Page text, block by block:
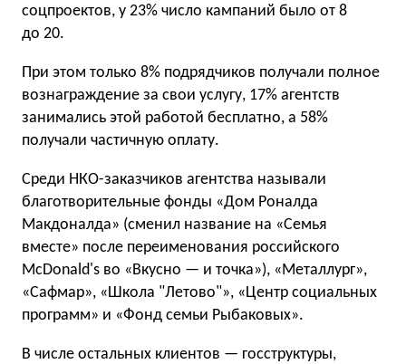
соцпроектов, у 23% число кампаний было от 8
до 20.
При этом только 8% подрядчиков получали полное
вознаграждение за свои услугу, 17% агентств
занимались этой работой бесплатно, а 58%
получали частичную оплату.
Среди НКО-заказчиков агентства называли
благотворительные фонды «Дом Роналда
Макдоналда» (сменил название на «Семья
вместе» после переименования российского
McDonald's во «Вкусно — и точка»), «Металлург»,
«Сафмар», «Школа "Летово"», «Центр социальных
программ» и «Фонд семьи Рыбаковых».
В числе остальных клиентов — госструктуры,